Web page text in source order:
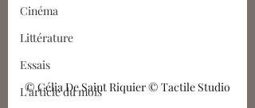
Cinéma
Littérature
Essais
L'article du mois
© Célia De Saint Riquier © Tactile Studio